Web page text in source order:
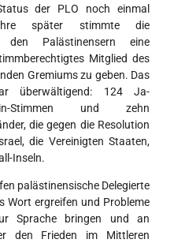
der PLO noch einmal
später stimmte die
den Palästinensern eine
Mitglied des
Gremiums zu geben. Das
überwältigend: 124 Ja-
Stimmen und zehn
die gegen die Resolution
die Vereinigten Staaten,
Inseln.
palästinensische Delegierte
Wort ergreifen und Probleme
Sprache bringen und an
den Frieden im Mittleren